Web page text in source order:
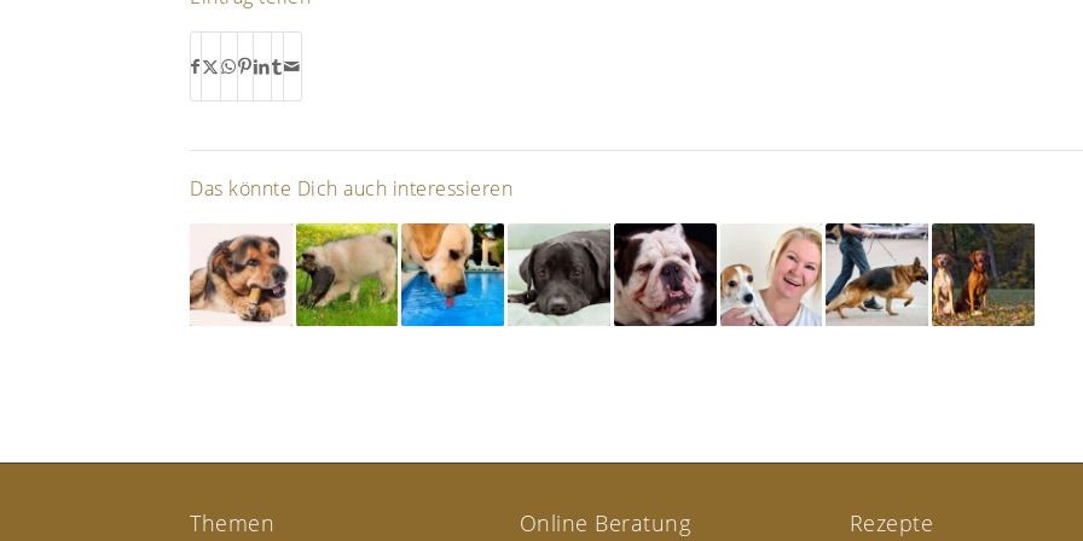
Das könnte Dich auch interessieren
Themen Online Beratung Rezepte